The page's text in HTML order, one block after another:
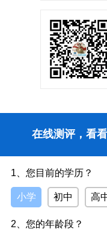
在线测评，看
1、您目前的学历？
小学 初中 高
2、您的年龄段？